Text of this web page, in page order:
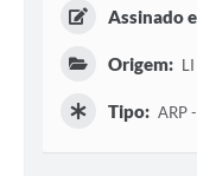
Assinado
Origem:
Tipo: ARP